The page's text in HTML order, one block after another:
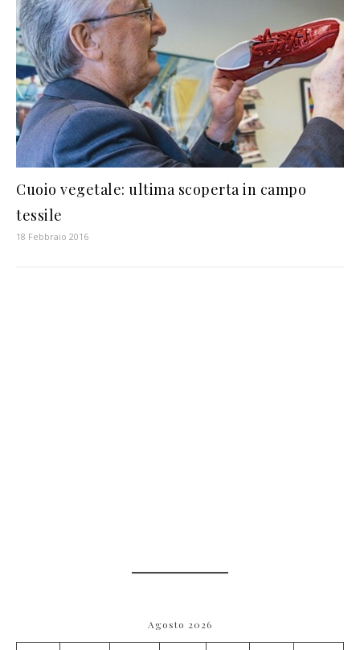
Cuoio vegetale: ultima scoperta in campo
tessile
18 Febbraio 2016
Agosto 2026